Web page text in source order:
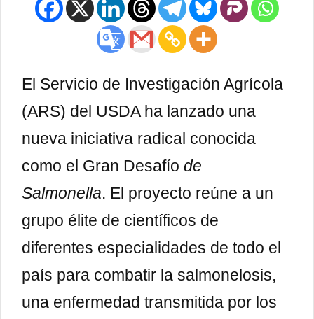
El Servicio de Investigación Agrícola
(ARS) del USDA ha lanzado una
nueva iniciativa radical conocida
como el Gran Desafío de
Salmonella. El proyecto reúne a un
grupo élite de científicos de
diferentes especialidades de todo el
país para combatir la salmonelosis,
una enfermedad transmitida por los